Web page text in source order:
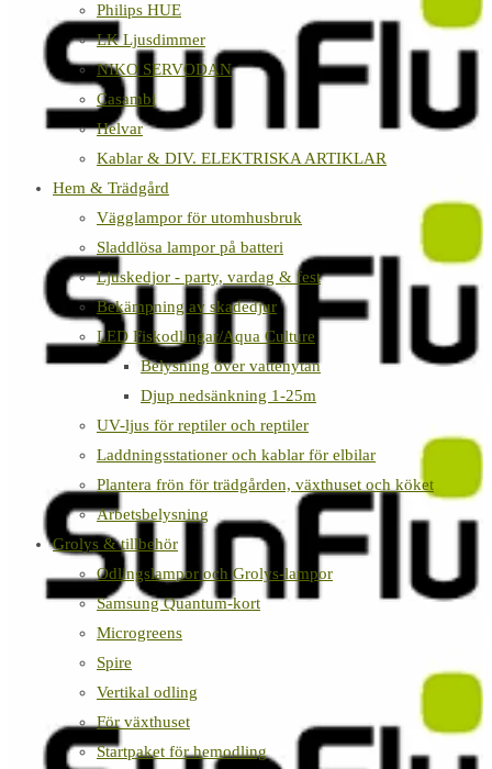
Philips HUE
LK Ljusdimmer
NIKO SERVODAN
Casambi
Helvar
Kablar & DIV. ELEKTRISKA ARTIKLAR
Hem & Trädgård
Vägglampor för utomhusbruk
Sladdlösa lampor på batteri
Ljuskedjor - party, vardag & fest
Bekämpning av skadedjur
LED Fiskodlingar/Aqua Culture
Belysning över vattenytan
Djup nedsänkning 1-25m
UV-ljus för reptiler och reptiler
Laddningsstationer och kablar för elbilar
Plantera frön för trädgården, växthuset och köket
Arbetsbelysning
Grolys & tillbehör
Odlingslampor och Grolys-lampor
Samsung Quantum-kort
Microgreens
Spire
Vertikal odling
För växthuset
Startpaket för hemodling